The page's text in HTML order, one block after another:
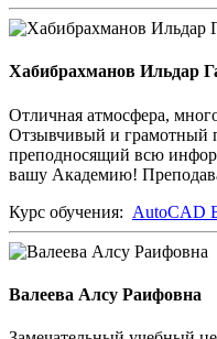
Хабибрахманов Ильдар
Отличная атмосфера,
Отзывчивый и грамотный
преподносящий всю
вашу Академию!
Курс обучения: AutoCAD
Валеева Алсу Раифовна